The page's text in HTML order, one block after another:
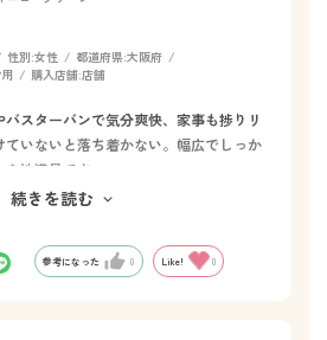
性別:女性 都道府県:大阪府
購入店舗:店舗
スターバンで気分爽快、家事も捗りリ
ていないと落ち着かない。幅広でしっか
地満足です。
ンも珍しく、この色を再確認し、はしゃ
続きを読む
参考になった 0 Like! 0